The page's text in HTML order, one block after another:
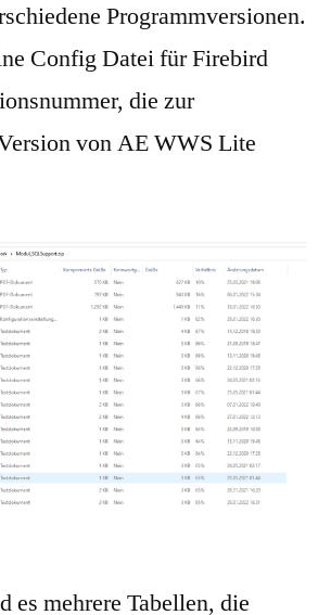
Programmversionen.
Config Datei für Firebird
die zur
von AE WWS Lite
es mehrere Tabellen, die